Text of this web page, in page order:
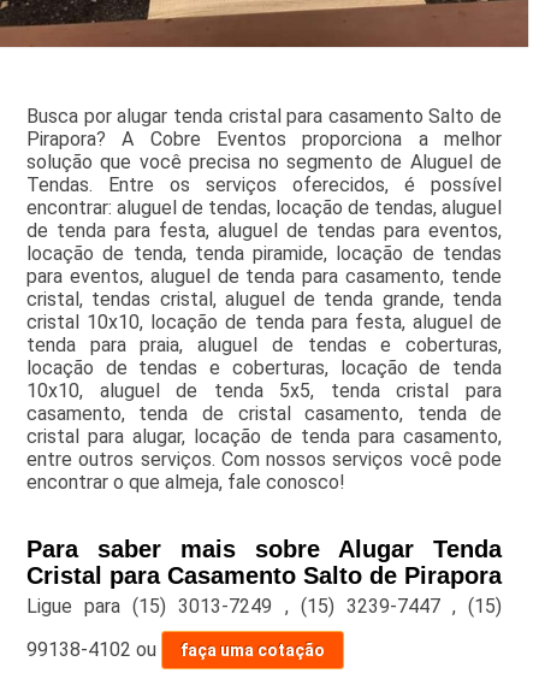
Busca por alugar tenda cristal para casamento Salto de
Pirapora? A Cobre Eventos proporciona a melhor
solução que você precisa no segmento de Aluguel de
Tendas. Entre os serviços oferecidos, é possível
encontrar: aluguel de tendas, locação de tendas, aluguel
de tenda para festa, aluguel de tendas para eventos,
locação de tenda, tenda piramide, locação de tendas
para eventos, aluguel de tenda para casamento, tende
cristal, tendas cristal, aluguel de tenda grande, tenda
cristal 10x10, locação de tenda para festa, aluguel de
tenda para praia, aluguel de tendas e coberturas,
locação de tendas e coberturas, locação de tenda
10x10, aluguel de tenda 5x5, tenda cristal para
casamento, tenda de cristal casamento, tenda de
cristal para alugar, locação de tenda para casamento,
entre outros serviços. Com nossos serviços você pode
encontrar o que almeja, fale conosco!
Para saber mais sobre Alugar Tenda
Cristal para Casamento Salto de Pirapora
Ligue para(15) 3013-7249 , (15) 3239-7447 ,(15)
99138-4102 ou faça uma cotação